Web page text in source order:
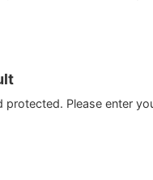
protected. Please enter